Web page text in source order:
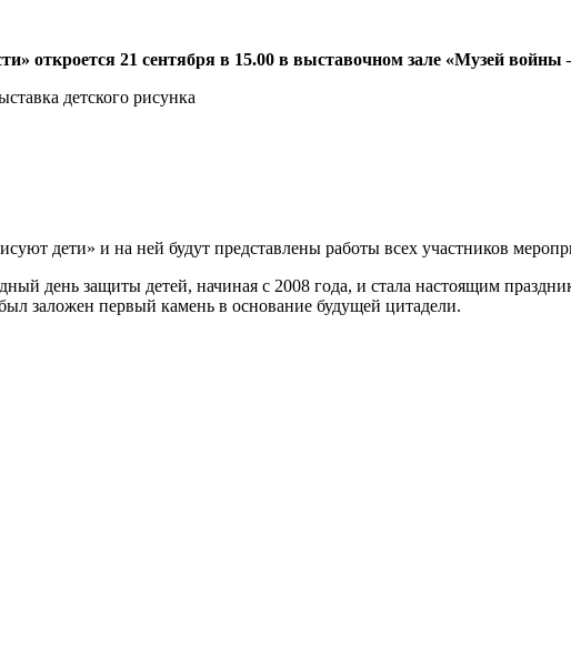
откроется 21 сентября в 15.00 в выставочном зале «Музей войны
дети» и на ней будут представлены работы всех участников
день защиты детей, начиная с 2008 года, и стала настоящим
заложен первый камень в основание будущей цитадели.